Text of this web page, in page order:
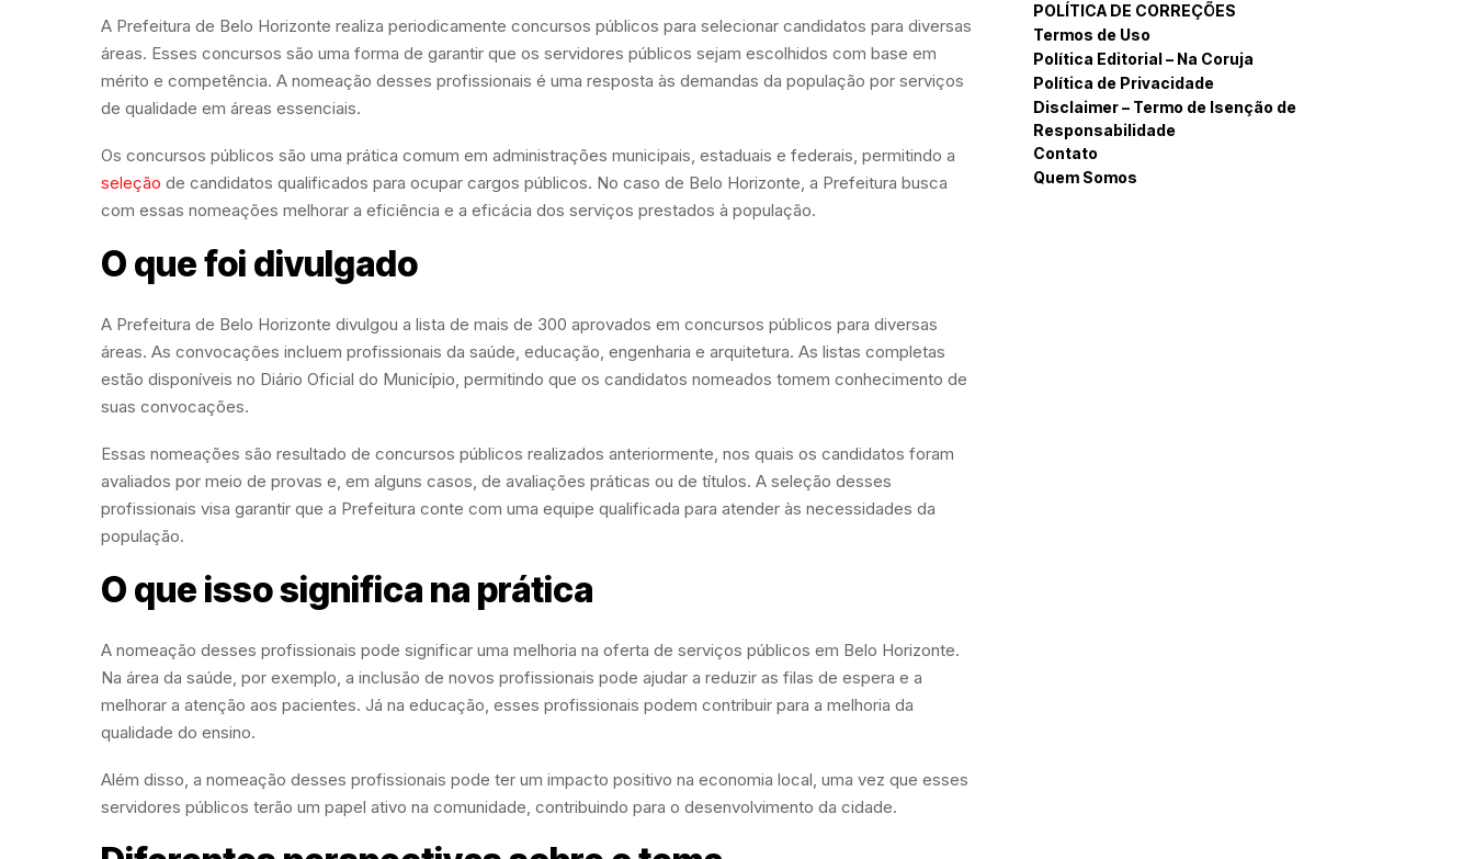
A Prefeitura de Belo Horizonte realiza periodicamente concursos públicos para selecionar candidatos para diversas
áreas. Esses concursos são uma forma de garantir que os servidores públicos sejam escolhidos com base em
mérito e competência. A nomeação desses profissionais é uma resposta às demandas da população por serviços
de qualidade em áreas essenciais.
Os concursos públicos são uma prática comum em administrações municipais, estaduais e federais, permitindo a
seleção de candidatos qualificados para ocupar cargos públicos. No caso de Belo Horizonte, a Prefeitura busca
com essas nomeações melhorar a eficiência e a eficácia dos serviços prestados à população.
O que foi divulgado
A Prefeitura de Belo Horizonte divulgou a lista de mais de 300 aprovados em concursos públicos para diversas
áreas. As convocações incluem profissionais da saúde, educação, engenharia e arquitetura. As listas completas
estão disponíveis no Diário Oficial do Município, permitindo que os candidatos nomeados tomem conhecimento de
suas convocações.
Essas nomeações são resultado de concursos públicos realizados anteriormente, nos quais os candidatos foram
avaliados por meio de provas e, em alguns casos, de avaliações práticas ou de títulos. A seleção desses
profissionais visa garantir que a Prefeitura conte com uma equipe qualificada para atender às necessidades da
população.
O que isso significa na prática
A nomeação desses profissionais pode significar uma melhoria na oferta de serviços públicos em Belo Horizonte.
Na área da saúde, por exemplo, a inclusão de novos profissionais pode ajudar a reduzir as filas de espera e a
melhorar a atenção aos pacientes. Já na educação, esses profissionais podem contribuir para a melhoria da
qualidade do ensino.
Além disso, a nomeação desses profissionais pode ter um impacto positivo na economia local, uma vez que esses
servidores públicos terão um papel ativo na comunidade, contribuindo para o desenvolvimento da cidade.
POLÍTICA DE CORREÇÕES
Termos de Uso
Política Editorial – Na Coruja
Política de Privacidade
Disclaimer – Termo de Isenção de
Responsabilidade
Contato
Quem Somos